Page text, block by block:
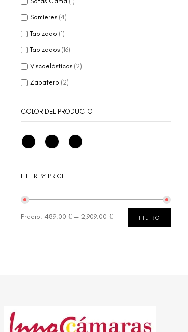
Somieres (4)
Tapizado (1)
Tapizados (16)
Viscoelásticos (2)
Zapatero (2)
COLOR DEL PRODUCTO
FILTER BY PRICE
FILTRO
Precio: 489.00 €— 2,909.00 €